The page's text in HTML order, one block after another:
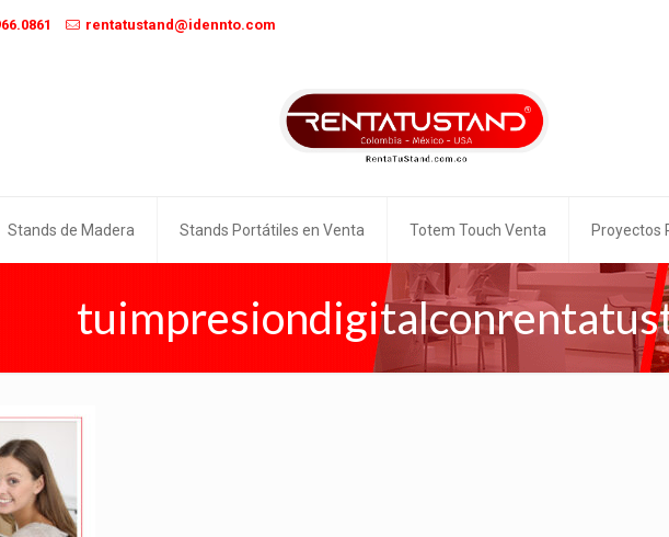
rentatustand@idennto.com
Stands de Madera Stands Portátiles en Venta Totem Touch Venta Proyectos